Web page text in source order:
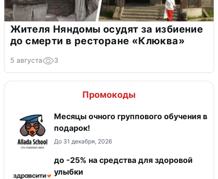
Жителя Няндомы осудят за избиение
до смерти в ресторане «Клюква»
5 августа 3
Промокоды
Месяцы очного группового обучения в
подарок!
До 31 декабря, 2026
до -25% на средства для здоровой
улыбки